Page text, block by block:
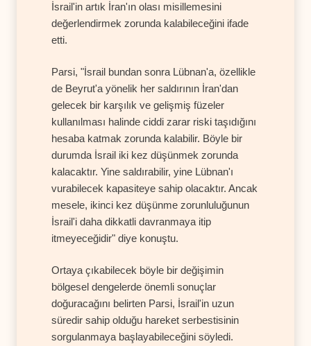
İsrail'in artık İran'ın olası misillemesini
değerlendirmek zorunda kalabileceğini ifade
etti.
Parsi, "İsrail bundan sonra Lübnan'a, özellikle
de Beyrut'a yönelik her saldırının İran'dan
gelecek bir karşılık ve gelişmiş füzeler
kullanılması halinde ciddi zarar riski taşıdığını
hesaba katmak zorunda kalabilir. Böyle bir
durumda İsrail iki kez düşünmek zorunda
kalacaktır. Yine saldırabilir, yine Lübnan'ı
vurabilecek kapasiteye sahip olacaktır. Ancak
mesele, ikinci kez düşünme zorunluluğunun
İsrail'i daha dikkatli davranmaya itip
itmeyeceğidir" diye konuştu.
Ortaya çıkabilecek böyle bir değişimin
bölgesel dengelerde önemli sonuçlar
doğuracağını belirten Parsi, İsrail'in uzun
süredir sahip olduğu hareket serbestisinin
sorgulanmaya başlayabileceğini söyledi.